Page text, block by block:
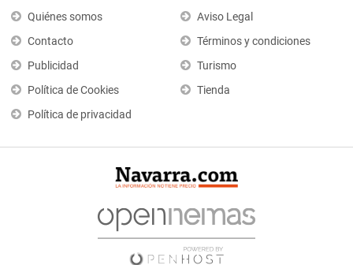
Quiénes somos
Contacto
Publicidad
Política de Cookies
Política de privacidad
Aviso Legal
Términos y condiciones
Turismo
Tienda